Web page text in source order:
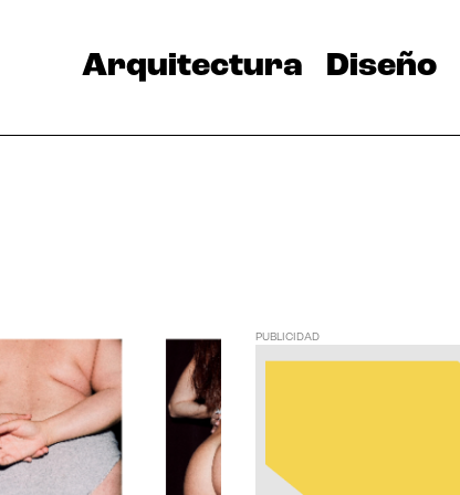
Arquitectura Diseño
PUBLICIDAD